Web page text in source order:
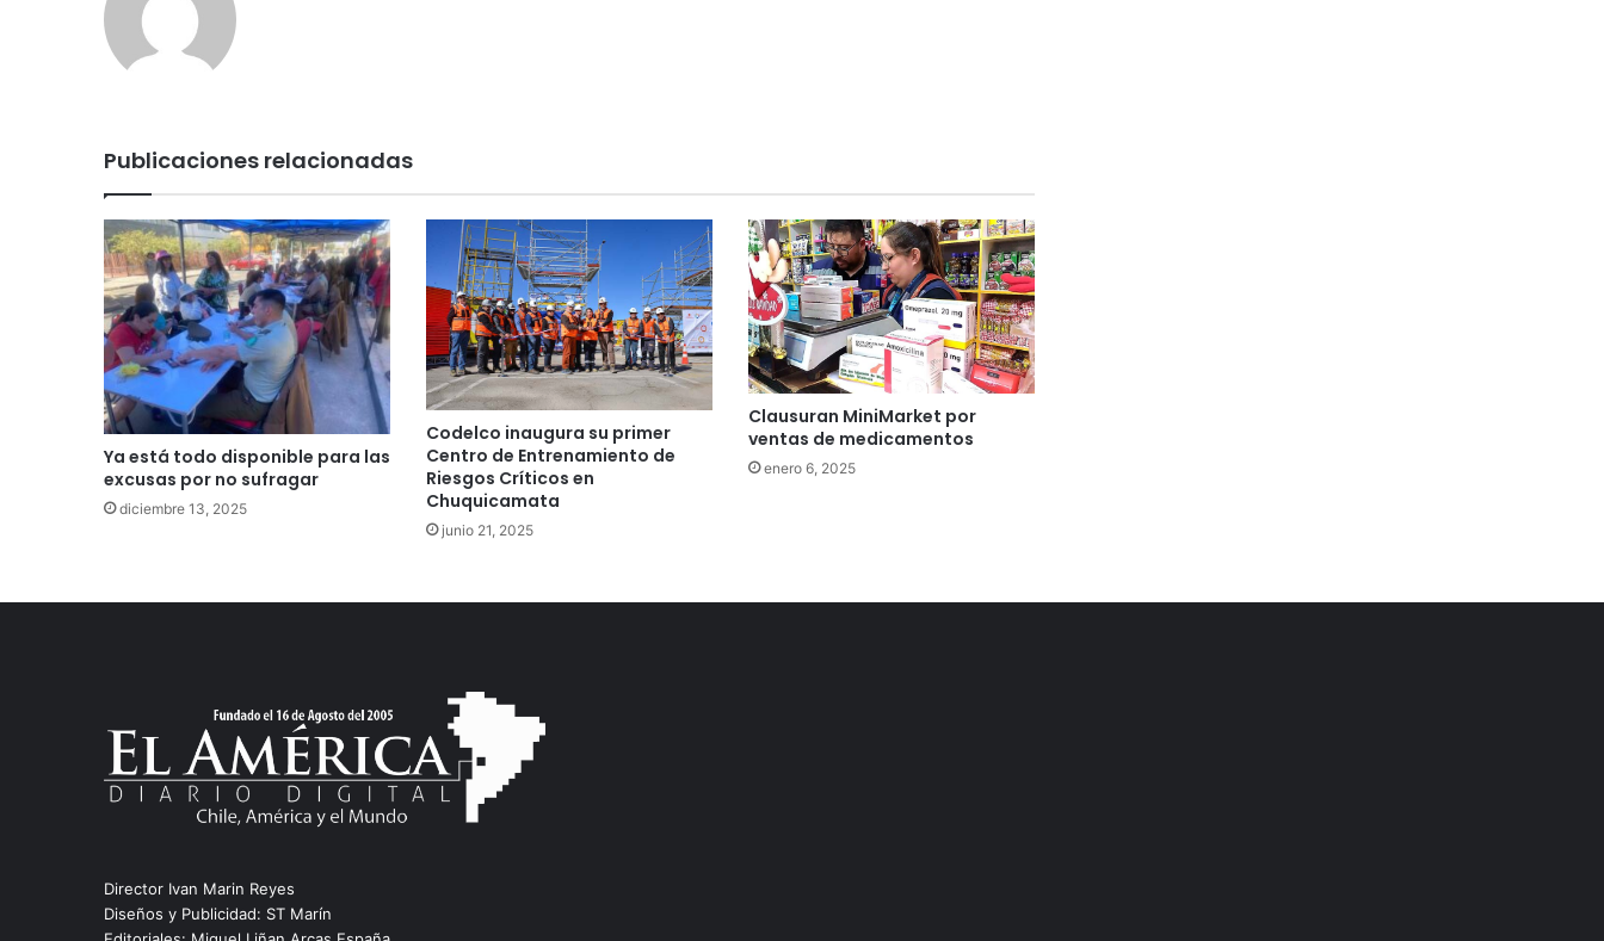
Publicaciones relacionadas
Ya está todo disponible para las
excusas por no sufragar
diciembre 13, 2025
Codelco inaugura su primer
Centro de Entrenamiento de
Riesgos Críticos en
Chuquicamata
junio 21, 2025
Clausuran MiniMarket por
ventas de medicamentos
enero 6, 2025
Director Ivan Marin Reyes
Diseños y Publicidad: ST Marín